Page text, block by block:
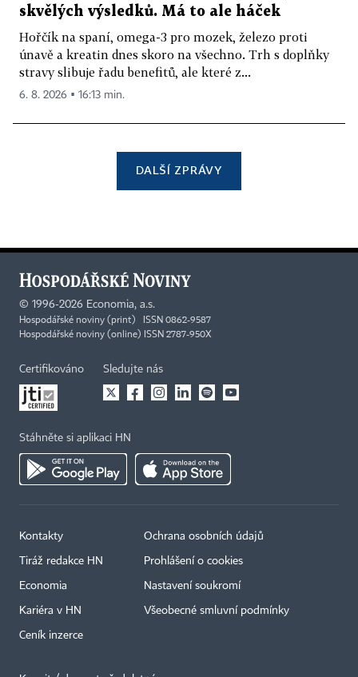
skvělých výsledků. Má to ale háček
Hořčík na spaní, omega-3 pro mozek, železo proti
únavě a kreatin dnes skoro na všechno. Trh s doplňky
stravy slibuje řadu benefitů, ale které z...
6. 8. 2026 ▪ 16:13 min.
DALŠÍ ZPRÁVY
© 1996-2026 Economia, a.s.
Hospodářské noviny (print) ISSN 0862-9587
Hospodářské noviny (online) ISSN 2787-950X
Certifikováno Sledujte nás
Stáhněte si aplikaci HN
Kontakty
Tiráž redakce HN
Economia
Kariéra v HN
Ceník inzerce
Ochrana osobních údajů
Prohlášení o cookies
Nastavení soukromí
Všeobecné smluvní podmínky